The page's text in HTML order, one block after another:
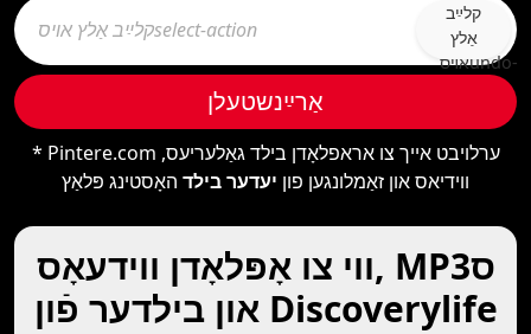
קלײַב
אַלץ
אױסundo-
אַרײַנשטעלן
* Pintere.com ערלויבט אייך צו אראפלאָדן בילד גאַלעריעס,
ווידיאס און זאַמלונגען פון יעדער בילד האָסטינג פּלאַץ
ווי צו אָפּלאָדן ווידעאָס, MP3ס
און בילדער פֿון Discoverylife